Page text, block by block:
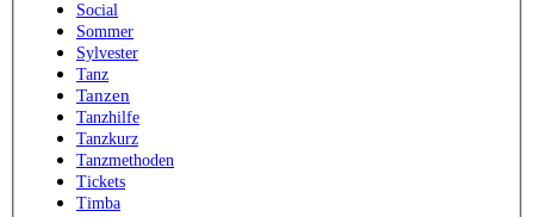
Social
Sommer
Sylvester
Tanz
Tanzen
Tanzhilfe
Tanzkurz
Tanzmethoden
Tickets
Timba